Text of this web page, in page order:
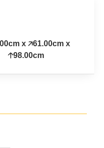
x 🡥61.00cm x
🡡98.00cm